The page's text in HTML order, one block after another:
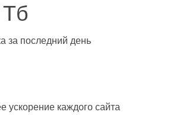
за последний день
ускорение каждого сайта